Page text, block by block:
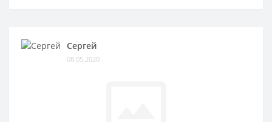
Сергей
08.05.2020